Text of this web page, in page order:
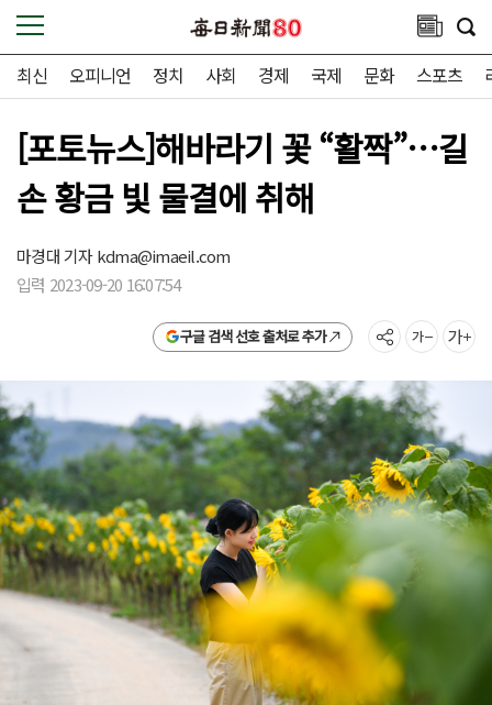
최신 오피니언 정치 사회 경제 국제 문화 스포츠
[포토뉴스]해바라기 꽃 “활짝”…길
손 황금 빛 물결에 취해
마경대 기자kdma@imaeil.com
입력 2023-09-20 16:07:54
구글 검색 선호 출처로 추가